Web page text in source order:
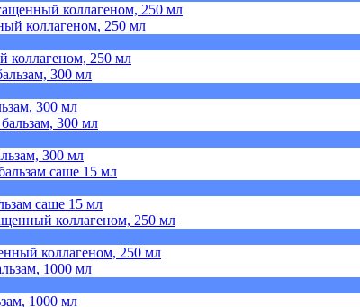
коллагеном, 250 мл
коллагеном, 250 мл
300 мл
300 мл
саше 15 мл
коллагеном, 250 мл
1000 мл